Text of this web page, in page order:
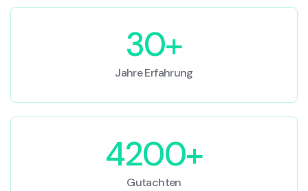
30+
Jahre Erfahrung
4200+
Gutachten